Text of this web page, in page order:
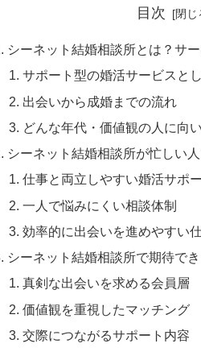
目次
シーネット結婚相談所とは？サ
サポート型の婚活サービスと
出会いから成婚までの流れ
どんな年代・価値観の人に向
シーネット結婚相談所が忙しい
仕事と両立しやすい婚活サポ
一人で悩みにくい相談体制
効率的に出会いを進めやすい
シーネット結婚相談所で期待で
真剣な出会いを求める会員層
価値観を重視したマッチング
交際につながるサポート内容